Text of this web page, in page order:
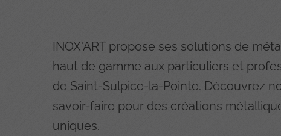
INOX'ART propose ses solutions de
haut de gamme aux particuliers et
de Saint-Sulpice-la-Pointe. Découvrez
savoir-faire pour des créations
uniques.